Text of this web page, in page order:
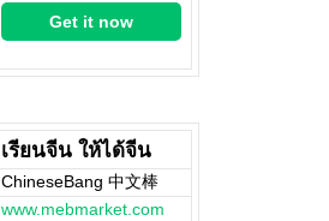
Get it now
เรียนจีน ให้ได้จีน
ChineseBang 中文棒
www.mebmarket.com